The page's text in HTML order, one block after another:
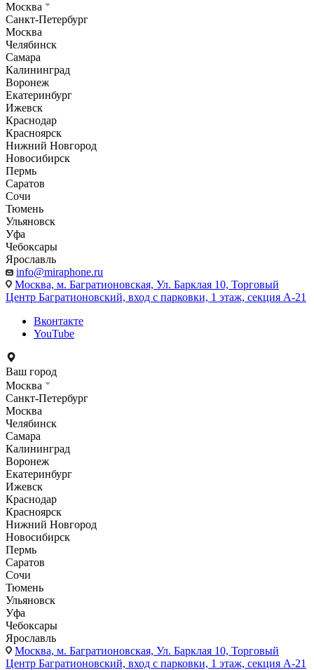
Москва
Санкт-Петербург
Москва
Челябинск
Самара
Калининград
Воронеж
Екатеринбург
Ижевск
Краснодар
Красноярск
Нижний Новгород
Новосибирск
Пермь
Саратов
Сочи
Тюмень
Ульяновск
Уфа
Чебоксары
Ярославль
info@miraphone.ru
Москва, м. Багратионовская, Ул. Барклая 10, Торговый
Центр Багратионовский, вход с парковки, 1 этаж, секция А-21
Вконтакте
YouTube
Ваш город
Москва
Санкт-Петербург
Москва
Челябинск
Самара
Калининград
Воронеж
Екатеринбург
Ижевск
Краснодар
Красноярск
Нижний Новгород
Новосибирск
Пермь
Саратов
Сочи
Тюмень
Ульяновск
Уфа
Чебоксары
Ярославль
Москва, м. Багратионовская, Ул. Барклая 10, Торговый
Центр Багратионовский, вход с парковки, 1 этаж, секция А-21